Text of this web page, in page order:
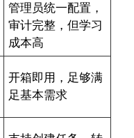
管理员统一配置，
审计完整，但学习
成本高
开箱即用，足够满
足基本需求